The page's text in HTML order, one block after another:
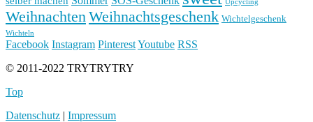
WeihnachtenWeihnachtsgeschenk Wichtelgeschenk
Wichteln
Facebook Instagram PinterestYoutube RSS
© 2011-2022 TRYTRYTRY
Top
Datenschutz | Impressum